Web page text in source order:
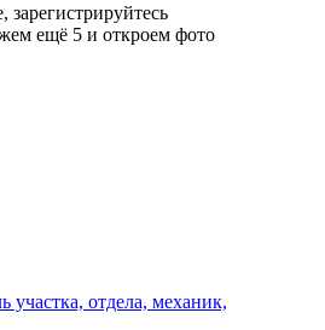
ещё 5 и откроем фото
участка, отдела, механик,